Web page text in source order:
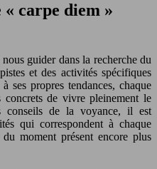
« carpe diem »
guider dans la recherche du
et des activités spécifiques
ses propres tendances, chaque
de vivre pleinement le
conseils de la voyance, il est
qui correspondent à chaque
moment présent encore plus